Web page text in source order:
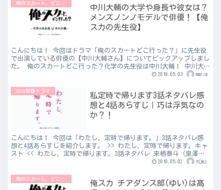
俺のスカート、どこ行った？
中川大輔の大学や身長や彼女は？
メンズノンノモデルで俳優！【俺
スカの先生役】
こんにちは！ 今回はドラマ「俺のスカートどこ行った？」に先生役
で出演している俳優の【中川大輔さん】についてピックアップしまし
た。 俺のスカートどこ行った？化学の先生役は中川大輔！ 中川大
輔のプロフィール 名前：中川大輔 よみ：なかがわだいす...
2019.05.03 maria
2019年春ドラマ
私定時で帰ります3話ネタバレ感
想と4話あらすじ｜巧は浮気なの
か？！
こんにちは！ 今回は「わたし、定時で帰ります。」3話ネタバレ感
想と4話あらすじを紹介します。 >> わたし、定時で帰ります。キャ
スト << わたし、定時で帰ります。3話ネタバレ 来栖泰斗（泉澤祐
希）が何気なくＵＰした、ファイアーストロング社...2019.05.02 YŪKI
俺のスカート、どこ行った？
俺スカ チアダンス部(ゆい)は髙